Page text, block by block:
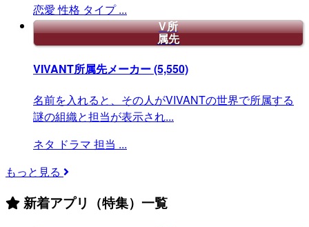
恋愛 性格 タイプ ...
V所
属先
VIVANT所属先メーカー(5,550)
名前を入れると、その人がVIVANTの世界で所属する
謎の組織と担当が表示され...
ネタ ドラマ 担当 ...
もっと見る
新着アプリ（特集）一覧